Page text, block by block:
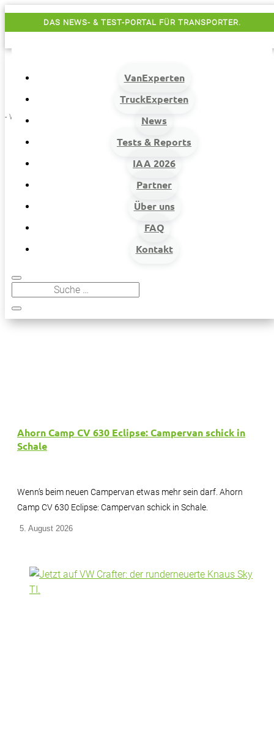
DAS NEWS- & TEST-PORTAL FÜR TRANSPORTER.
VanExperten
TruckExperten
News
Tests & Reports
IAA 2026
Partner
Über uns
FAQ
Kontakt
- Werbung -
Ahorn Camp CV 630 Eclipse: Campervan schick in
Schale
Wenn’s beim neuen Campervan etwas mehr sein darf. Ahorn
Camp CV 630 Eclipse: Campervan schick in Schale.
5. August 2026